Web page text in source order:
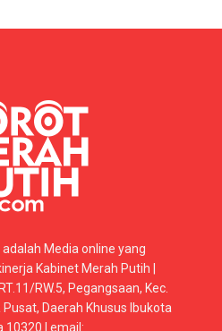
Media online yang
Kabinet Merah Putih |
RW.5, Pegangsaan, Kec.
Daerah Khusus Ibukota
10320 | email: